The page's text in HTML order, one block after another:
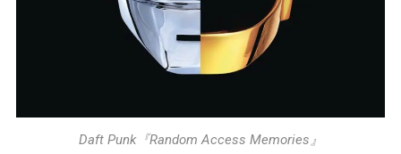
Daft Punk『Random Access Memories』